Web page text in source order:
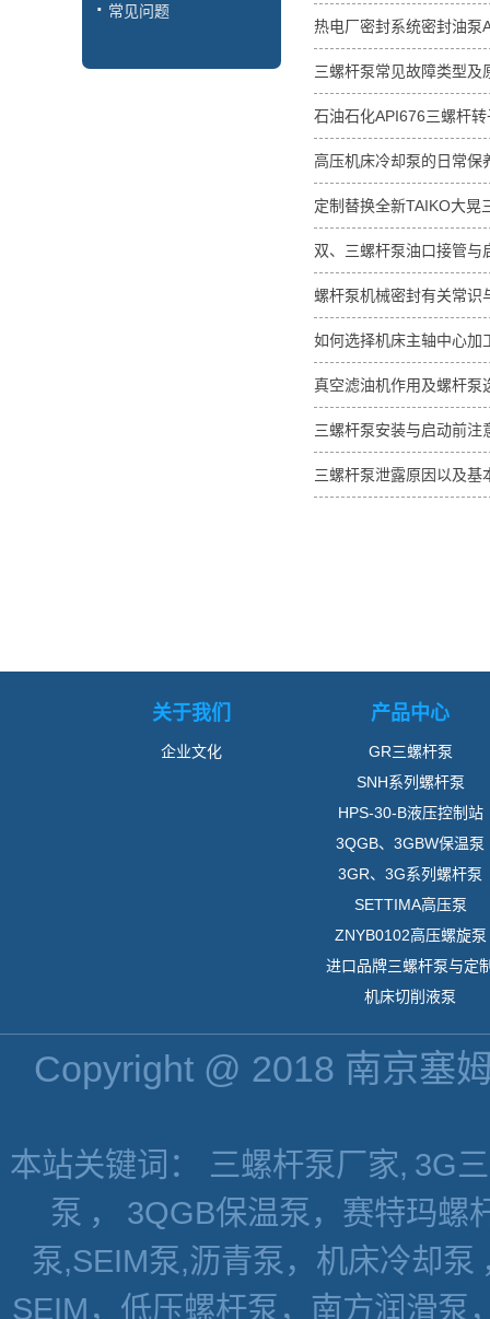
常见问题
热电厂密封系统密封油泵
三螺杆泵常见故障类型及
石油石化API676三螺杆
高压机床冷却泵的日常保
定制替换全新TAIKO大晃
双、三螺杆泵油口接管与
螺杆泵机械密封有关常识
如何选择机床主轴中心加
真空滤油机作用及螺杆泵
三螺杆泵安装与启动前注
三螺杆泵泄露原因以及基
关于我们
企业文化
产品中心
GR三螺杆泵
SNH系列螺杆泵
HPS-30-B液压控制站
3QGB、3GBW保温泵
3GR、3G系列螺杆泵
SETTIMA高压泵
ZNYB0102高压螺旋泵
进口品牌三螺杆泵与定
机床切削液泵
Copyright @ 2018 南京塞
本站关键词： 三螺杆泵厂家, 3G
泵 ，
3QGB保温泵，赛特玛螺
泵,SEIM泵,沥青泵，机床冷却泵
SEIM，低压螺杆泵，南方润滑泵